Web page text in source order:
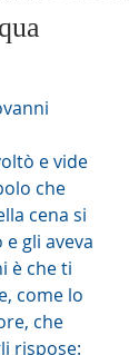
5.
e vide
che
cena si
gli aveva
è che ti
come lo
che
rispose: